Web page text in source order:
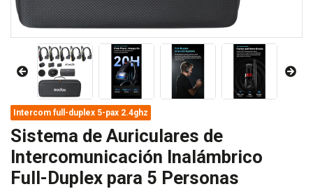
Intercom full-duplex 5-pax 2.4ghz
Sistema de Auriculares de
Intercomunicación Inalámbrico
Full-Duplex para 5 Personas